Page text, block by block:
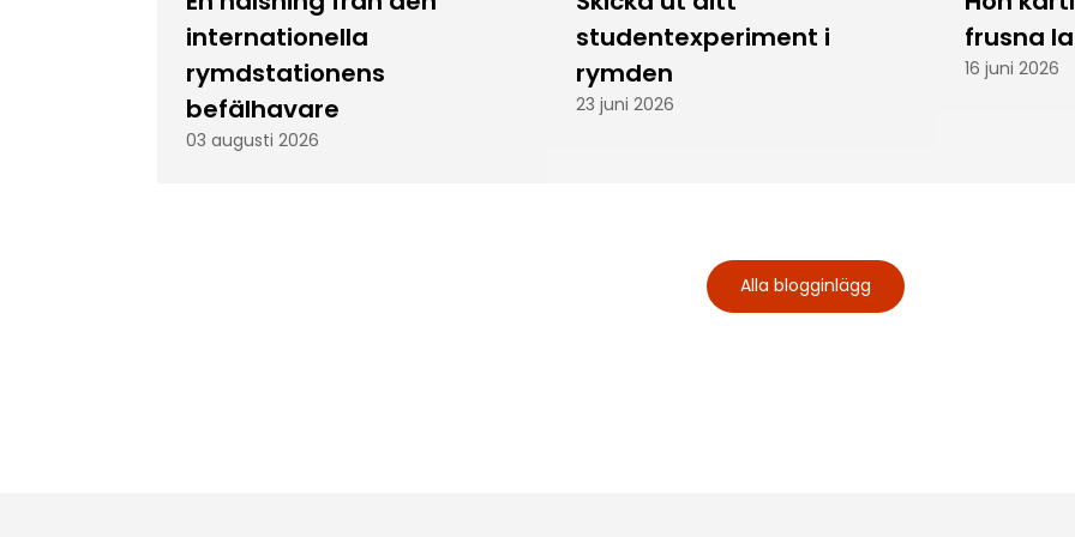
internationella
rymdstationens
befälhavare
03 augusti 2026
studentexperiment i
rymden
23 juni 2026
frusna
16 juni 2026
Alla blogginlägg